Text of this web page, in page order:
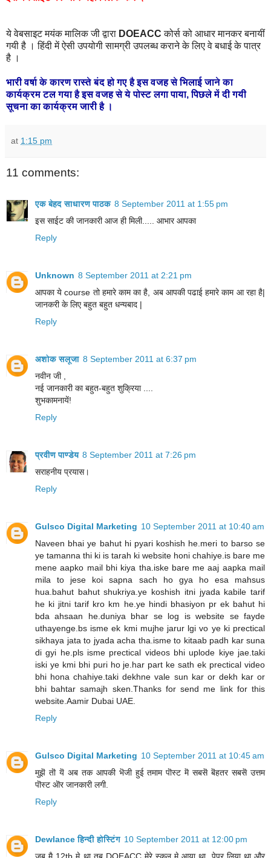
ये वेबसाइट मयंक मालिक जी द्वारा DOEACC कोर्स को आधार मानकर बनायीं
गयी है । हिंदी में ऐसी उपयोगी सामग्री उपलब्ध कराने के लिए वे बधाई के पात्र
है ।
भारी वर्षा के कारण रास्ते बंद हो गए है इस वजह से भिलाई जाने का
कार्यक्रम टल गया है इस वजह से ये पोस्ट लगा पाया,पिछले में दी गयी
सूचना का कार्यक्रम जारी है।
at 1:15 pm
11 comments:
एक बेहद साधारण पाठक 8 September 2011 at 1:55 pm
इस साईट की जानकारी आज ही मिली..... आभार आपका
Reply
Unknown 8 September 2011 at 2:21 pm
आपका ये course तो हमारे काम का है, अब आपकी पढाई हमारे काम आ रहा है|
जानकरी के लिए बहुत बहुत धन्यबाद |
Reply
अशोक सलूजा 8 September 2011 at 6:37 pm
नवीन जी ,
नई जानकारी का बहुत-बहुत शुक्रिया ....
शुभकामनायें!
Reply
प्रवीण पाण्डेय 8 September 2011 at 7:26 pm
सराहनीय प्रयास।
Reply
Gulsco Digital Marketing 10 September 2011 at 10:40 am
Naveen bhai ye bahut hi pyari koshish he.meri to barso se
ye tamanna thi ki is tarah ki website honi chahiye.is bare me
mene aapko mail bhi kiya tha.iske bare me aaj aapka mail
mila to jese koi sapna sach ho gya ho esa mahsus
hua.bahut bahut shukriya.ye koshish itni jyada kabile tarif
he ki jitni tarif kro km he.ye hindi bhasiyon pr ek bahut hi
bda ahsaan he.duniya bhar se log is website se fayde
uthayenge.bs isme ek kmi mujhe jarur lgi vo ye ki prectical
sikhaya jata to jyada acha tha.isme to kitaab padh kar suna
di gyi he.pls isme prectical videos bhi uplode kiye jae.taki
iski ye kmi bhi puri ho je.har part ke sath ek prectical video
bhi hona chahiye.taki dekhne vale sun kar or dekh kar or
bhi bahtar samajh sken.Thanks for send me link for this
website.Aamir Dubai UAE.
Reply
Gulsco Digital Marketing 10 September 2011 at 10:45 am
मुझॆ तॊ यॆ अब तक आपकी भॆजी हुई तमाम पॊस्ट मॆ सबसॆ बॆहतर सबसॆ उत्तम
पॊस्ट ऒर जानकारी लगी.
Reply
Dewlance हिन्दी होस्टिंग 10 September 2011 at 12:00 pm